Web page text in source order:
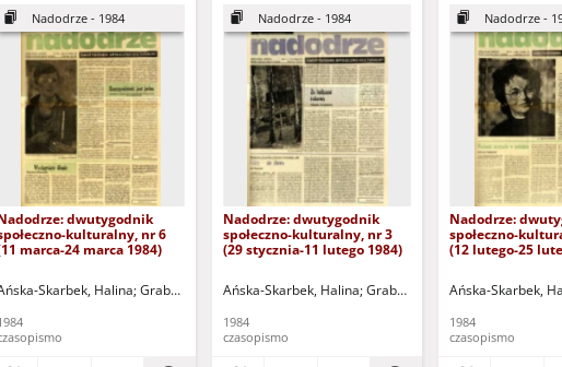
Grochomalski, Piotr Hermanowicz, Leszek Horowicz, Michał Koniusz, Janusz (1934-
Nadodrze - 1984
dwutygodnik
kulturalny, nr 6
marca-24 marca 1984)
Skarbek, Halina Grabowska, Lucyna Grochomalski, Piotr Hermanowicz, Leszek
Nadodrze - 1984
Nadodrze: dwutygodnik
społeczno-kulturalny, nr 3
(29 stycznia-11 lutego 1984)
Ańska-Skarbek, Halina Grabowska, Lucyna
1984
czasopismo
Nadodrze -
Nadodrze:
społeczno-
(12 lutego-25
Ańska-Skarbek,
1984
czasopismo